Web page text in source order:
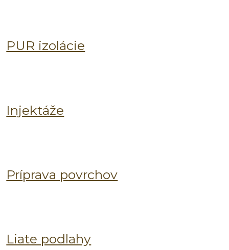
PUR izolácie
Injektáže
Príprava povrchov
Liate podlahy